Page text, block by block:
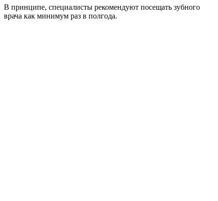
В принципе, специалисты рекомендуют посещать зубного
врача как минимум раз в полгода.